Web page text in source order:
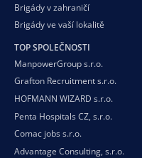
Brigády v zahraničí
Brigády ve vaší lokalitě
TOP SPOLEČNOSTI
ManpowerGroup s.r.o.
Grafton Recruitment s.r.o.
HOFMANN WIZARD s.r.o.
Penta Hospitals CZ, s.r.o.
Comac jobs s.r.o.
Advantage Consulting, s.r.o.